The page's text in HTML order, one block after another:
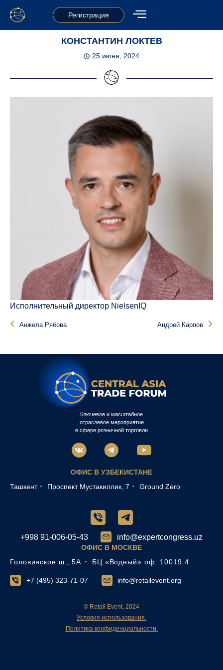
Регистрация
КОНСТАНТИН ЛОКТЕВ
25 июня, 2024
Исполнительный директор NielsenIQ
Анжела Рябова Андрей Карпов
Ключевое и масштабное
отраслевое мероприятие
в сфере розничной торговли
ОФИС В УЗБЕКИСТАНЕ
Ташкент
Проспект Мустакиллик, 7 Ground Zero
+998 91-006-05-43 info@expertcongress.uz
ОФИС В МОСКВЕ
Головинское ш., 5А
БЦ «Водный» оф. 10019.4
+7 (495) 323-71-07 info@retailevent.org
© Retail Event, 2024
Условия использования.
Политика конфиденциальности.